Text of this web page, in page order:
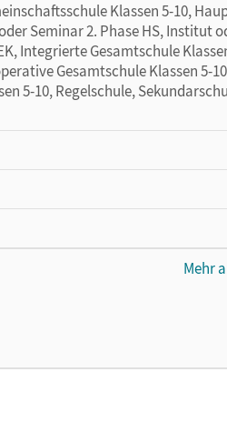
Klassen 5-10,
Seminar 2. Phase HS, Institut
Integrierte Gesamtschule
Gesamtschule Klassen 5-
5-10, Regelschule,
Mehr